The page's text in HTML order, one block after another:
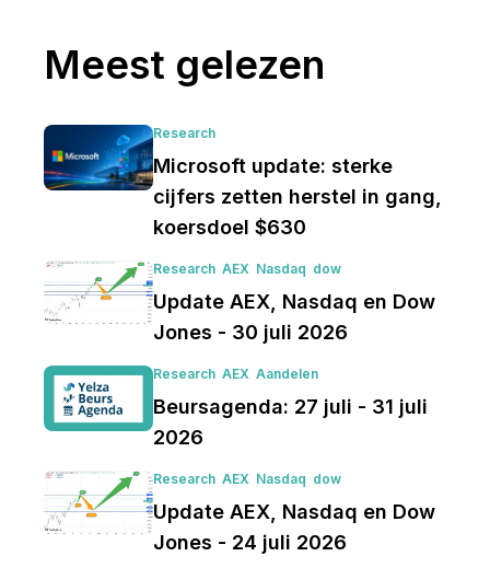
Meest gelezen
Research
Microsoft update: sterke
cijfers zetten herstel in gang,
koersdoel $630
Research AEX Nasdaq dow
Update AEX, Nasdaq en Dow
Jones - 30 juli 2026
Research AEX Aandelen
Beursagenda: 27 juli - 31 juli
2026
Research AEX Nasdaq dow
Update AEX, Nasdaq en Dow
Jones - 24 juli 2026